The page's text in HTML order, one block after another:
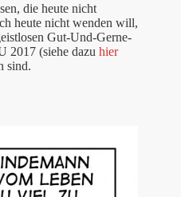
die heute nicht
heute nicht wenden will,
Gut-Und-Gerne-
2017 (siehe dazu hier
sind.